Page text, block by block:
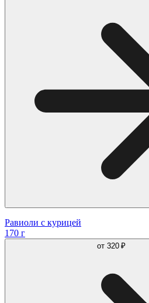
Равиоли с курицей
170 г
от 320 ₽